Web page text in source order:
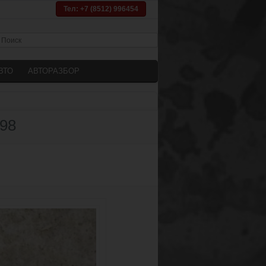
Тел: +7 (8512) 996454
АВТОРАЗБОР